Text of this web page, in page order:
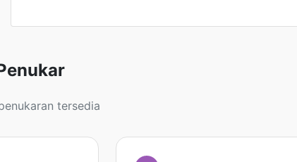
tersedia